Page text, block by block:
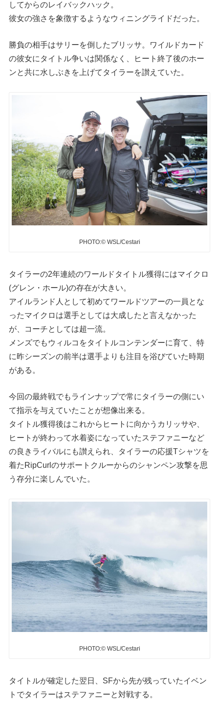
してからのレイバックハック。
彼女の強さを象徴するようなウィニングライドだった。
勝負の相手はサリーを倒したブリッサ。ワイルドカード
の彼女にタイトル争いは関係なく、ヒート終了後のホー
ンと共に水しぶきを上げてタイラーを讃えていた。
PHOTO:© WSL/Cestari
タイラーの2年連続のワールドタイトル獲得にはマイクロ
(グレン・ホール)の存在が大きい。
アイルランド人として初めてワールドツアーの一員とな
ったマイクロは選手としては大成したと言えなかった
が、コーチとしては超一流。
メンズでもウィルコをタイトルコンテンダーに育て、特
に昨シーズンの前半は選手よりも注目を浴びていた時期
がある。
今回の最終戦でもラインナップで常にタイラーの側にい
て指示を与えていたことが想像出来る。
タイトル獲得後はこれからヒートに向かうカリッサや、
ヒートが終わって水着姿になっていたステファニーなど
の良きライバルにも讃えられ、タイラーの応援Tシャツを
着たRipCurlのサポートクルーからのシャンペン攻撃を思
う存分に楽しんでいた。
PHOTO:© WSL/Cestari
タイトルが確定した翌日、SFから先が残っていたイベン
トでタイラーはステファニーと対戦する。